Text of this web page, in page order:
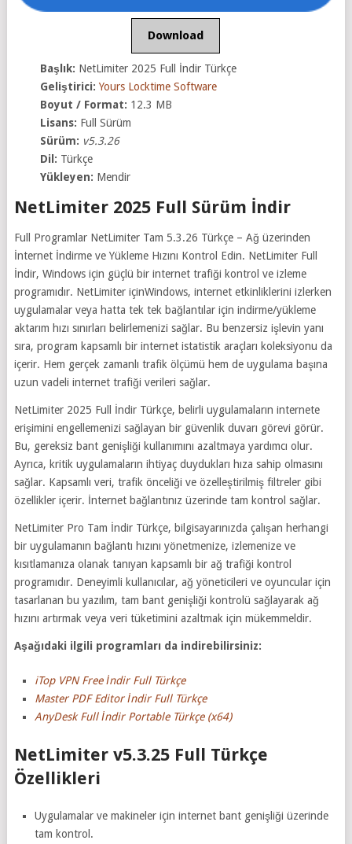
Download
Başlık: NetLimiter 2025 Full İndir Türkçe
Geliştirici: Yours Locktime Software
Boyut / Format: 12.3 MB
Lisans: Full Sürüm
Sürüm: v5.3.26
Dil: Türkçe
Yükleyen: Mendir
NetLimiter 2025 Full Sürüm İndir
Full Programlar NetLimiter Tam 5.3.26 Türkçe – Ağ üzerinden
İnternet İndirme ve Yükleme Hızını Kontrol Edin. NetLimiter Full
İndir, Windows için güçlü bir internet trafiği kontrol ve izleme
programıdır. NetLimiter içinWindows, internet etkinliklerini izlerken
uygulamalar veya hatta tek tek bağlantılar için indirme/yükleme
aktarım hızı sınırları belirlemenizi sağlar. Bu benzersiz işlevin yanı
sıra, program kapsamlı bir internet istatistik araçları koleksiyonu da
içerir. Hem gerçek zamanlı trafik ölçümü hem de uygulama başına
uzun vadeli internet trafiği verileri sağlar.
NetLimiter 2025 Full İndir Türkçe, belirli uygulamaların internete
erişimini engellemenizi sağlayan bir güvenlik duvarı görevi görür.
Bu, gereksiz bant genişliği kullanımını azaltmaya yardımcı olur.
Ayrıca, kritik uygulamaların ihtiyaç duydukları hıza sahip olmasını
sağlar. Kapsamlı veri, trafik önceliği ve özelleştirilmiş filtreler gibi
özellikler içerir. İnternet bağlantınız üzerinde tam kontrol sağlar.
NetLimiter Pro Tam İndir Türkçe, bilgisayarınızda çalışan herhangi
bir uygulamanın bağlantı hızını yönetmenize, izlemenize ve
kısıtlamanıza olanak tanıyan kapsamlı bir ağ trafiği kontrol
programıdır. Deneyimli kullanıcılar, ağ yöneticileri ve oyuncular için
tasarlanan bu yazılım, tam bant genişliği kontrolü sağlayarak ağ
hızını artırmak veya veri tüketimini azaltmak için mükemmeldir.
Aşağıdaki ilgili programları da indirebilirsiniz:
iTop VPN Free İndir Full Türkçe
Master PDF Editor İndir Full Türkçe
AnyDesk Full İndir Portable Türkçe (x64)
NetLimiter v5.3.25 Full Türkçe
Özellikleri
Uygulamalar ve makineler için internet bant genişliği üzerinde
tam kontrol.